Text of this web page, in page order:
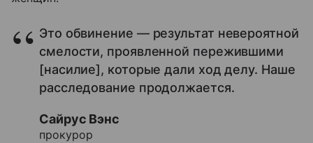
Это обвинение — результат невероятной
смелости, проявленной пережившими
[насилие], которые дали ход делу. Наше
расследование продолжается.
Сайрус Вэнс
прокурор